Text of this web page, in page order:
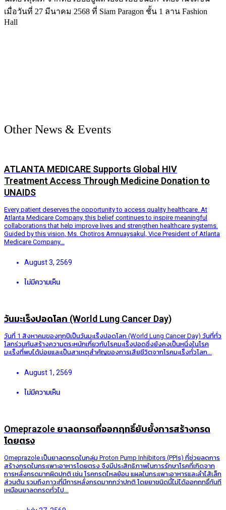
เมื่อวันที่ 27 มีนาคม 2568 ที่ Siam Paragon ชั้น 1 ลาน Fashion
Hall
Other News & Events
ATLANTA MEDICARE Supports Global HIV
Treatment Access Through Medicine Donation to
UNAIDS
Every patient deserves the opportunity to access quality healthcare. At
Atlanta Medicare Company, this belief continues to inspire meaningful
collaborations that help improve lives and strengthen healthcare systems.
Guided by this vision, Ms. Chotiros Amnuaysakul, Vice President of Atlanta
Medicare Company...
August 3, 2569
ไม่มีความเห็น
วันมะเร็งปอดโลก (World Lung Cancer Day)
วันที่ 1 สิงหาคมของทุกปีเป็นวันมะเร็งปอดโลก (World Lung Cancer Day) วันที่ทั่ว
โลกร่วมกันสร้างความตระหนักเกี่ยวกับโรคมะเร็งปอดซึ่งยังคงเป็นหนึ่งในโรค
มะเร็งที่พบได้บ่อยและเป็นสาเหตุสำคัญของการเสียชีวิตจากโรคมะเร็งทั่วโลก...
August 1, 2569
ไม่มีความเห็น
Omeprazole ยาลดกรดที่ออกฤทธิ์ยับยั้งการสร้างกรด
โดยตรง
Omeprazole เป็นยาลดกรดในกลุ่ม Proton Pump Inhibitors (PPIs) ที่ช่วยลดการ
สร้างกรดในกระเพาะอาหารโดยตรง จึงมีประสิทธิภาพในการรักษาโรคที่เกิดจาก
การหลั่งกรดมากผิดปกติ เช่น โรคกรดไหลย้อน แผลในกระเพาะอาหารและลำไส้เล็ก
ส่วนต้น รวมถึงภาวะที่มีการหลั่งกรดมากกว่าปกติ โดยยาชนิดนี้ไม่ได้ออกฤทธิ์ทันที
เหมือนยาลดกรดทั่วไป...